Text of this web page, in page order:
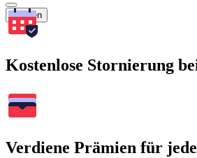
Suchen
Kostenlose Stornierung
Verdiene Prämien für